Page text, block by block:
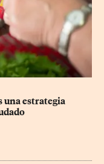
una estrategia